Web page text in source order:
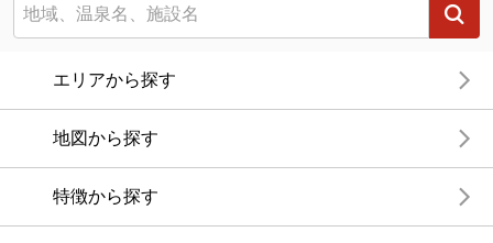
エリアから探す
地図から探す
特徴から探す